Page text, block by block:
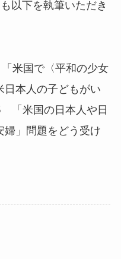
以下を執筆いただき
米国で〈平和の少女
日本人の子どもがい
「米国の日本人や日
婦」問題をどう受け